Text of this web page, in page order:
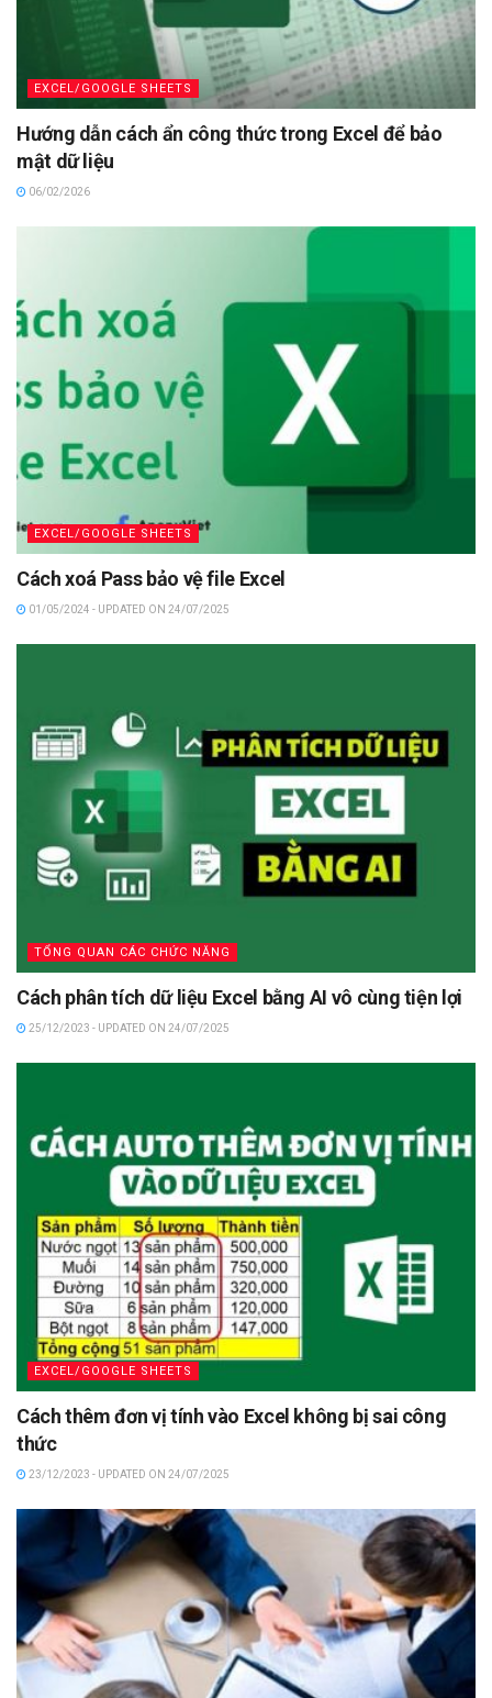
EXCEL/GOOGLE SHEETS
Hướng dẫn cách ẩn công thức trong Excel để bảo
mật dữ liệu
06/02/2026
EXCEL/GOOGLE SHEETS
Cách xoá Pass bảo vệ file Excel
01/05/2024 - UPDATED ON 24/07/2025
TỔNG QUAN CÁC CHỨC NĂNG
Cách phân tích dữ liệu Excel bằng AI vô cùng tiện lợi
25/12/2023 - UPDATED ON 24/07/2025
EXCEL/GOOGLE SHEETS
Cách thêm đơn vị tính vào Excel không bị sai công
thức
23/12/2023 - UPDATED ON 24/07/2025